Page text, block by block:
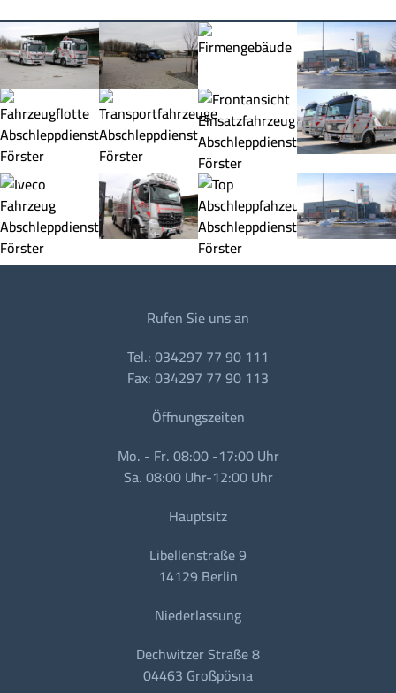
Rufen Sie uns an
Tel.: 034297 77 90 111
Fax: 034297 77 90 113
Öffnungszeiten
Mo. - Fr. 08:00 -17:00 Uhr
Sa. 08:00 Uhr-12:00 Uhr
Hauptsitz
Libellenstraße 9
14129 Berlin
Niederlassung
Dechwitzer Straße 8
04463 Großpösna